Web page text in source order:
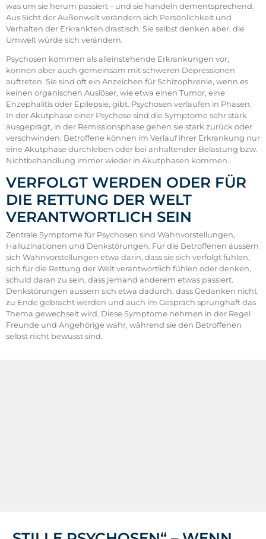
was um sie herum passiert – und sie handeln dementsprechend.
Aus Sicht der Außenwelt verändern sich Persönlichkeit und
Verhalten der Erkrankten drastisch. Sie selbst denken aber, die
Umwelt würde sich verändern.
Psychosen kommen als alleinstehende Erkrankungen vor,
können aber auch gemeinsam mit schweren Depressionen
auftreten. Sie sind oft ein Anzeichen für Schizophrenie, wenn es
keinen organischen Auslöser, wie etwa einen Tumor, eine
Enzephalitis oder Epilepsie, gibt. Psychosen verlaufen in Phasen.
In der Akutphase einer Psychose sind die Symptome sehr stark
ausgeprägt, in der Remissionsphase gehen sie stark zurück oder
verschwinden. Betroffene können im Verlauf ihrer Erkrankung nur
eine Akutphase durchleben oder bei anhaltender Belastung bzw.
Nichtbehandlung immer wieder in Akutphasen kommen.
VERFOLGT WERDEN ODER FÜR
DIE RETTUNG DER WELT
VERANTWORTLICH SEIN
Zentrale Symptome für Psychosen sind Wahnvorstellungen,
Halluzinationen und Denkstörungen. Für die Betroffenen äussern
sich Wahnvorstellungen etwa darin, dass sie sich verfolgt fühlen,
sich für die Rettung der Welt verantwortlich fühlen oder denken,
schuld daran zu sein, dass jemand anderem etwas passiert.
Denkstörungen äussern sich etwa dadurch, dass Gedanken nicht
zu Ende gebracht werden und auch im Gespräch sprunghaft das
Thema gewechselt wird. Diese Symptome nehmen in der Regel
Freunde und Angehörige wahr, während sie den Betroffenen
selbst nicht bewusst sind.